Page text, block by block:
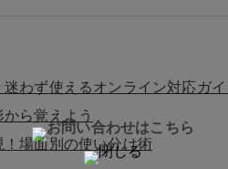
わず使えるオンライン対応ガイ
ら覚えよう
場面別の使い分け術